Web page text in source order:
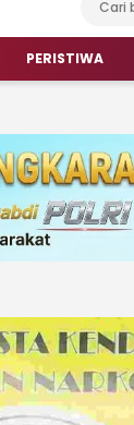
PERISTIWA